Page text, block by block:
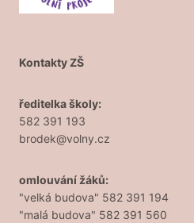
Kontakty ZŠ
ředitelka školy:
582 391 193
brodek@volny.cz
omlouvání žáků:
"velká budova" 582 391 194
"malá budova" 582 391 560